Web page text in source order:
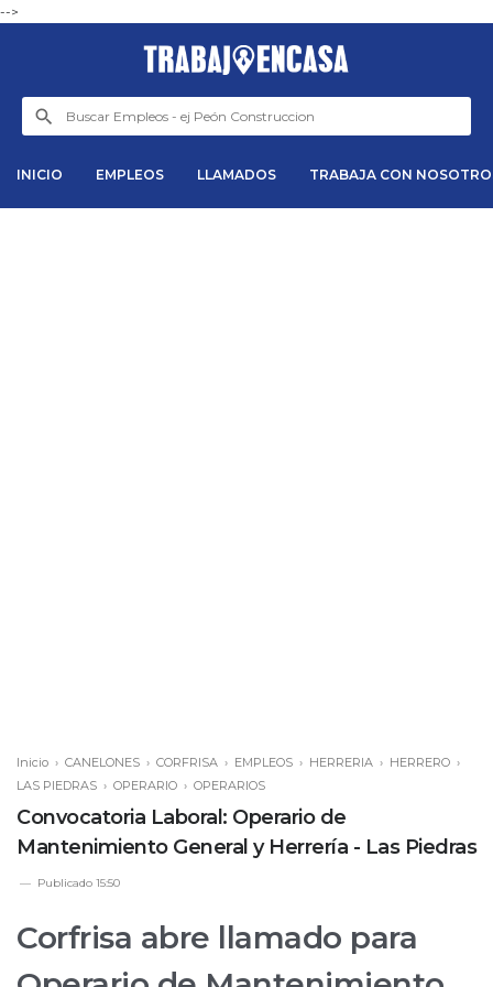
-->
INICIO EMPLEOS LLAMADOS TRABAJA CON
Inicio › CANELONES › CORFRISA › EMPLEOS › HERRERIA › HERRERO ›
LAS PIEDRAS › OPERARIO › OPERARIOS
Convocatoria Laboral: Operario de
Mantenimiento General y Herrería - Las Piedras
Publicado 15:50
Corfrisa abre llamado para